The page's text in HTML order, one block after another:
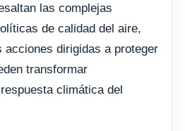
las complejas
de calidad del aire,
acciones dirigidas a proteger
transformar
climática del